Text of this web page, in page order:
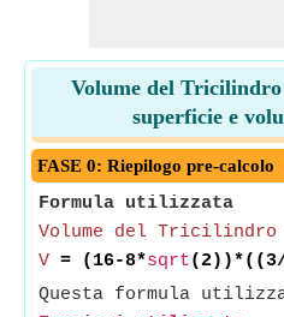
Volume del
superficie e
FASE 0: Riepilogo pre-calcolo
Formula utilizzata
Volume del Tricilindro
V = (16-8*sqrt
Questa formula